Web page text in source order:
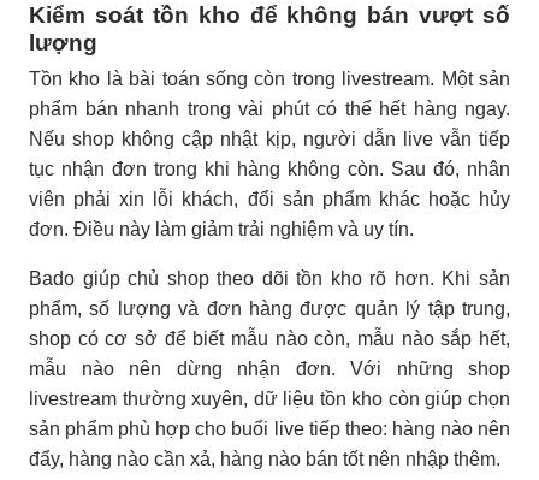
Kiểm soát tồn kho để không bán vượt số
lượng
Tồn kho là bài toán sống còn trong livestream. Một sản
phẩm bán nhanh trong vài phút có thể hết hàng ngay.
Nếu shop không cập nhật kịp, người dẫn live vẫn tiếp
tục nhận đơn trong khi hàng không còn. Sau đó, nhân
viên phải xin lỗi khách, đổi sản phẩm khác hoặc hủy
đơn. Điều này làm giảm trải nghiệm và uy tín.
Bado giúp chủ shop theo dõi tồn kho rõ hơn. Khi sản
phẩm, số lượng và đơn hàng được quản lý tập trung,
shop có cơ sở để biết mẫu nào còn, mẫu nào sắp hết,
mẫu nào nên dừng nhận đơn. Với những shop
livestream thường xuyên, dữ liệu tồn kho còn giúp chọn
sản phẩm phù hợp cho buổi live tiếp theo: hàng nào nên
đẩy, hàng nào cần xả, hàng nào bán tốt nên nhập thêm.